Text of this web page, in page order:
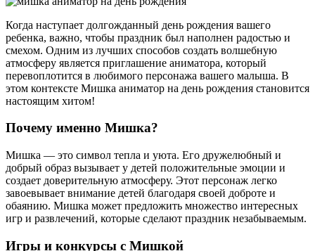
Когда наступает долгожданный день рождения вашего
ребенка, важно, чтобы праздник был наполнен радостью и
смехом. Одним из лучших способов создать волшебную
атмосферу является приглашение аниматора, который
перевоплотится в любимого персонажа вашего малыша. В
этом контексте Мишка аниматор на день рождения становится
настоящим хитом!
Почему именно Мишка?
Мишка — это символ тепла и уюта. Его дружелюбный и
добрый образ вызывает у детей положительные эмоции и
создает доверительную атмосферу. Этот персонаж легко
завоевывает внимание детей благодаря своей доброте и
обаянию. Мишка может предложить множество интересных
игр и развлечений, которые сделают праздник незабываемым.
Игры и конкурсы с Мишкой